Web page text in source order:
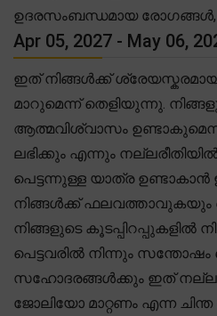
ഉദരസംബന്ധമായ രോഗങ്ങൾ,
Apr 05, 2027 - May 06,
ഇത് നിങ്ങൾക്ക്
മാറുമെന്ന് തെളിയുന്നു.
ആത്മവിശ്വാസം
ലഭിക്കും എന്നും
പെട്ടന്നുള്ള യാത്ര
നിങ്ങൾക്ക് ഫലവത്താവുകയും
നിങ്ങളുടെ കൂടപ്പിറപ്പുകളിൽ
പെട്ടവരിൽ നിന്നും
സഹോദരങ്ങൾക്കും ഇത്
ജോലിയോ മാറ്റണം എന്ന ചിന്ത